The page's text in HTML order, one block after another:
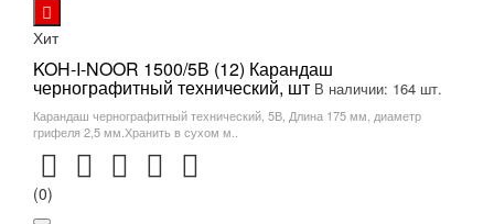
Хит
KOH-I-NOOR 1500/5В (12) Карандаш
чернографитный технический, шт В наличии: 164 шт.
Карандаш чернографитный технический, 5В, Длина 175 мм, диаметр
грифеля 2,5 мм.Хранить в сухом м..
(0)